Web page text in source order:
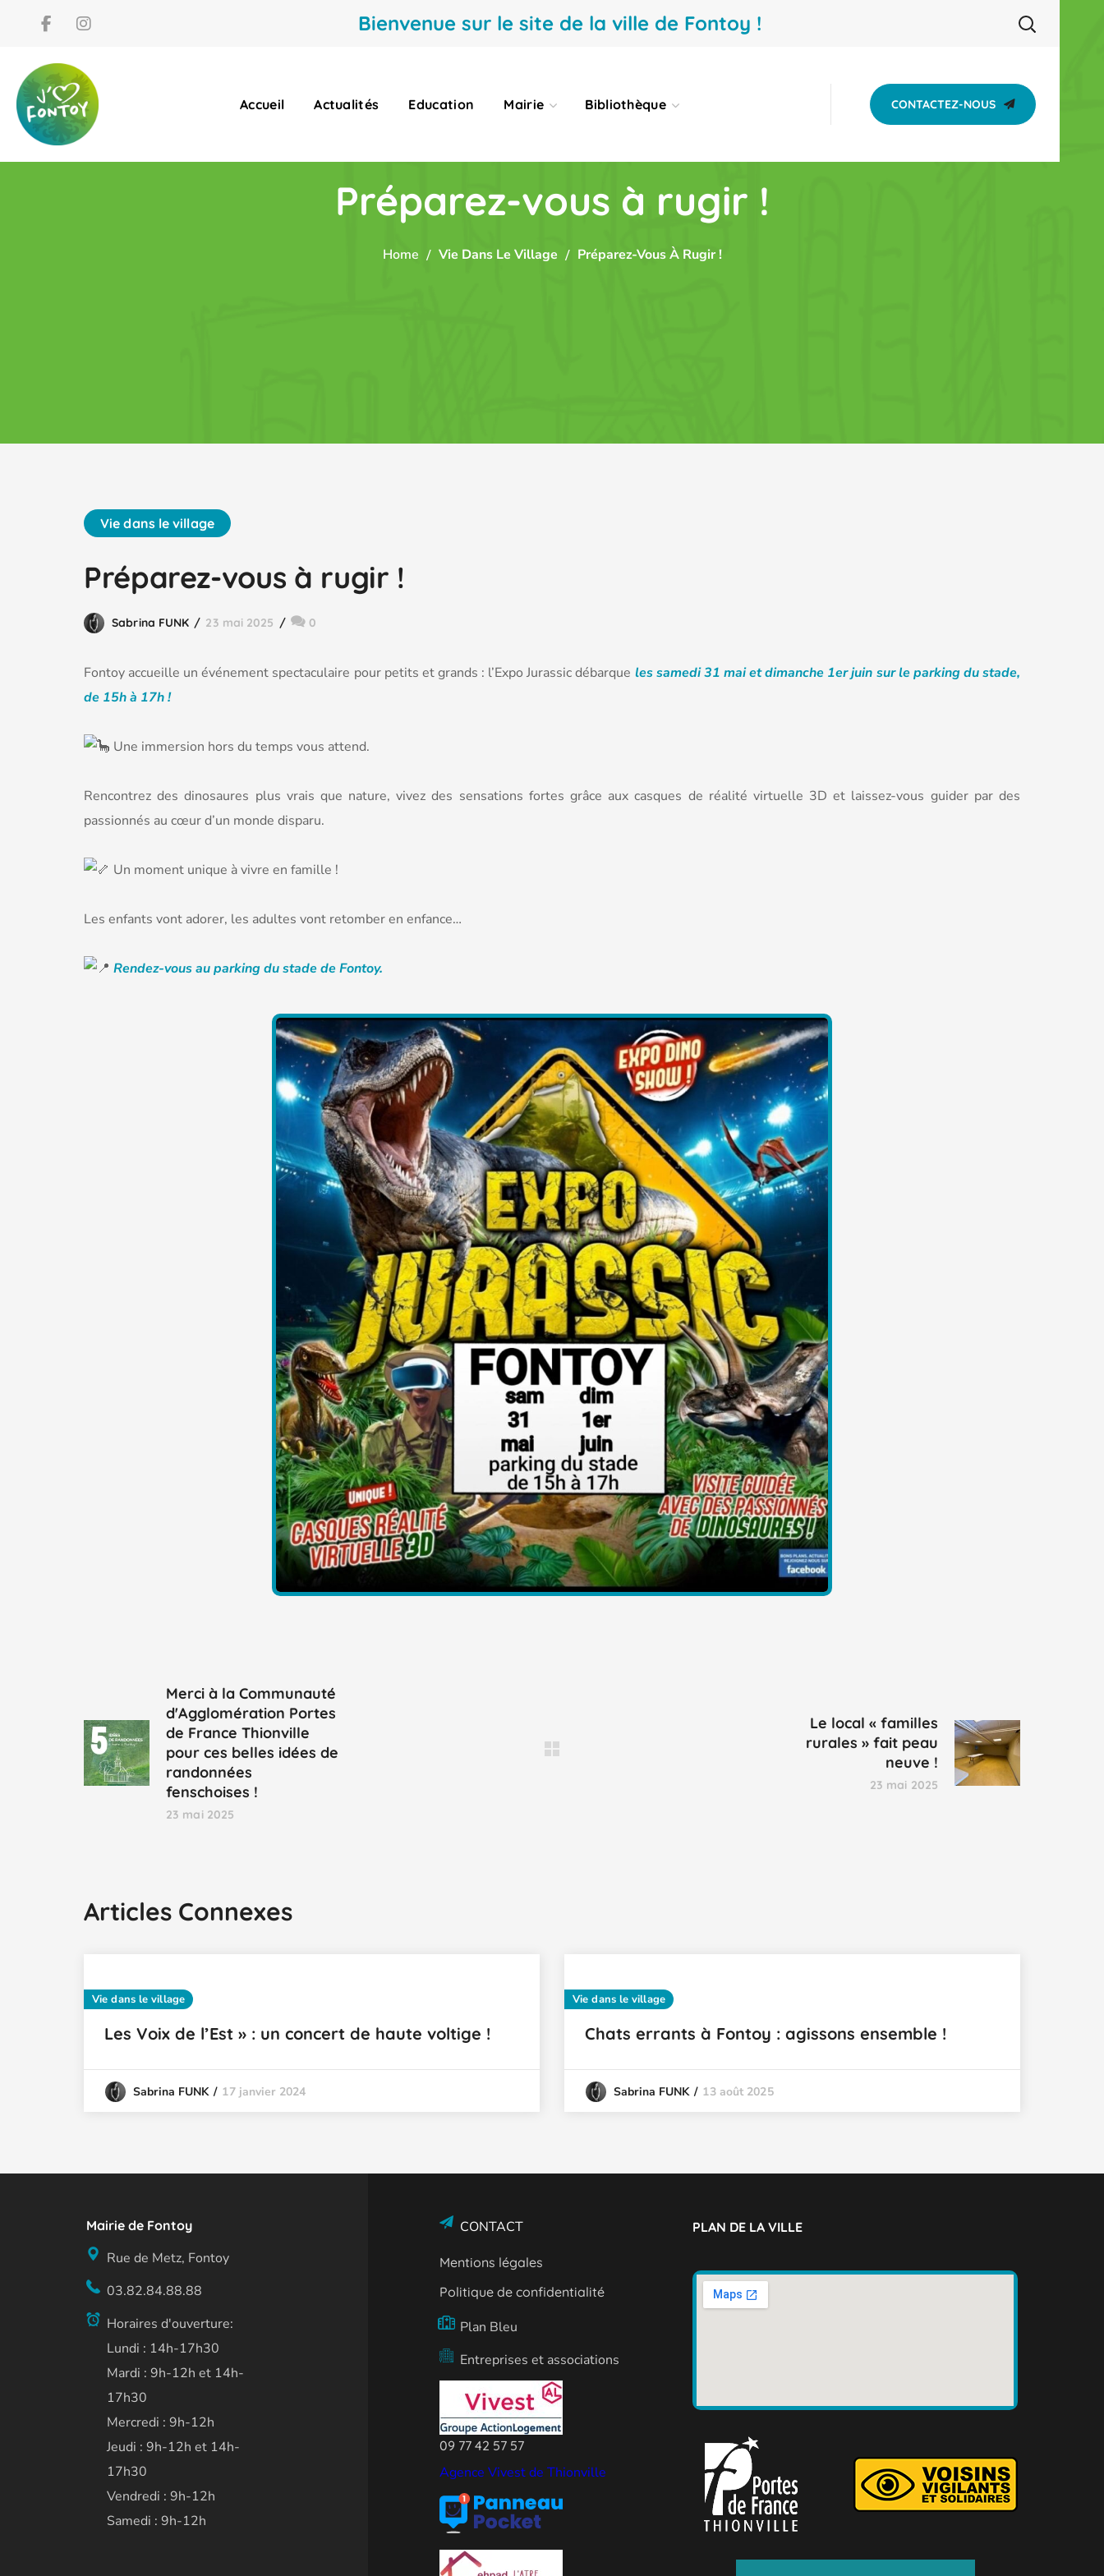
Bienvenue sur le site de la ville de Fontoy !
Accueil Actualités Education Mairie Bibliothèque CONTACTEZ-NOUS
Préparez-vous à rugir !
Home Vie Dans Le Village Préparez-Vous À Rugir !
Vie dans le village
Préparez-vous à rugir !
Sabrina FUNK 23 mai 2025 0
Fontoy accueille un événement spectaculaire pour petits et grands : l’Expo Jurassic débarque les samedi 31 mai et dimanche 1er juin sur le parking du stade,
de 15h à 17h !
Une immersion hors du temps vous attend.
Rencontrez des dinosaures plus vrais que nature, vivez des sensations fortes grâce aux casques de réalité virtuelle 3D et laissez-vous guider par des
passionnés au cœur d’un monde disparu.
Un moment unique à vivre en famille !
Les enfants vont adorer, les adultes vont retomber en enfance…
Rendez-vous au parking du stade de Fontoy.
Merci à la Communauté
d'Agglomération Portes
de France Thionville
pour ces belles idées de
randonnées
fenschoises !
23 mai 2025
Le local « familles
rurales » fait peau
neuve !
23 mai 2025
Articles Connexes
Vie dans le village
Les Voix de l’Est » : un concert de haute voltige !
Sabrina FUNK 17 janvier 2024
Vie dans le village
Chats errants à Fontoy : agissons ensemble !
Sabrina FUNK 13 août 2025
Mairie de Fontoy
Rue de Metz, Fontoy
03.82.84.88.88
Horaires d'ouverture:
Lundi : 14h-17h30
Mardi : 9h-12h et 14h-
17h30
Mercredi : 9h-12h
Jeudi : 9h-12h et 14h-
17h30
Vendredi : 9h-12h
Samedi : 9h-12h
CONTACT
Mentions légales
Politique de confidentialité
Plan Bleu
Entreprises et associations
09 77 42 57 57
Agence Vivest de Thionville
PLAN DE LA VILLE